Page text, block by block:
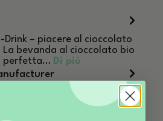
Drink – piacere al cioccolato
bevanda al cioccolato bio
perfetta… Di più
about the
Di più